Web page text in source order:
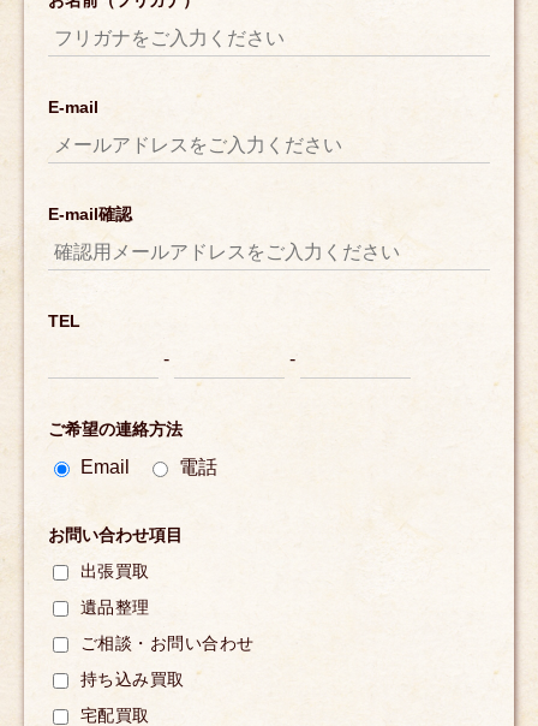
E-mail
E-mail確認
TEL
- -
ご希望の連絡方法
Email 電話
お問い合わせ項目
出張買取
遺品整理
ご相談・お問い合わせ
持ち込み買取
宅配買取